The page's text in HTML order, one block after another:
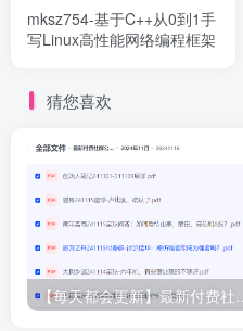
mksz754-基于C++从0到1手
写Linux高性能网络编程框架
猜您喜欢
【每天都会